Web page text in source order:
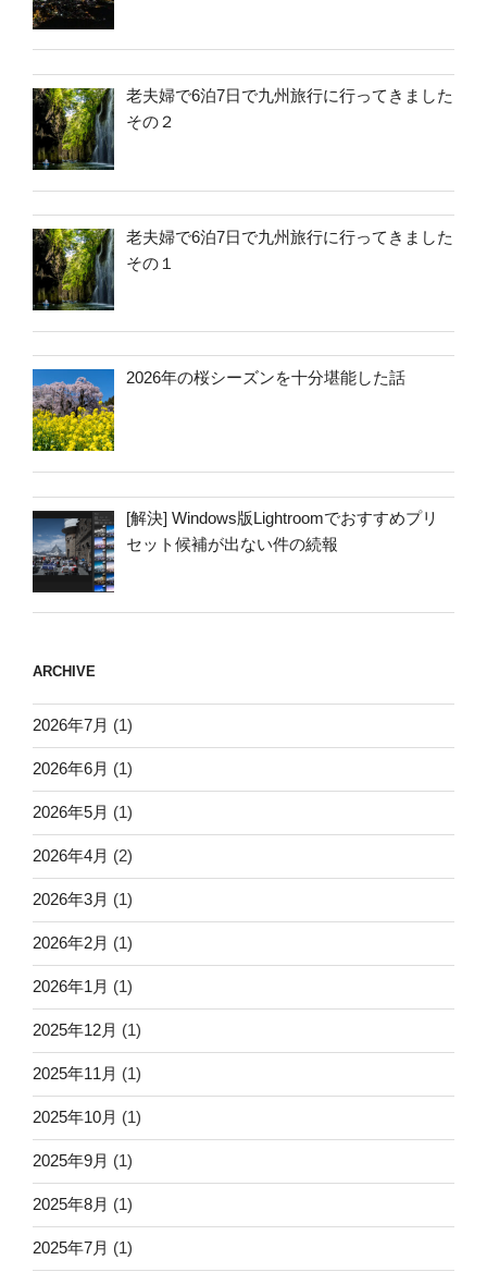
老夫婦で6泊7日で九州旅行に行ってきました
その２
老夫婦で6泊7日で九州旅行に行ってきました
その１
2026年の桜シーズンを十分堪能した話
[解決] Windows版Lightroomでおすすめプリ
セット候補が出ない件の続報
ARCHIVE
2026年7月 (1)
2026年6月 (1)
2026年5月 (1)
2026年4月 (2)
2026年3月 (1)
2026年2月 (1)
2026年1月 (1)
2025年12月 (1)
2025年11月 (1)
2025年10月 (1)
2025年9月 (1)
2025年8月 (1)
2025年7月 (1)